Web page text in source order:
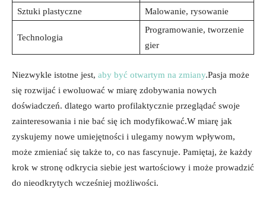
Sztuki plastyczne
Malowanie, rysowanie
Technologia
Programowanie, tworzenie
gier
Niezwykle istotne jest,⁤ aby ​być otwartym na zmiany.Pasja może
się rozwijać i ‌ewoluować w miarę zdobywania nowych
doświadczeń. dlatego warto profilaktycznie przeglądać ‌swoje ​
zainteresowania i nie bać się ich modyfikować.W miarę jak
zyskujemy‍ nowe umiejętności i ulegamy nowym wpływom,
może zmieniać się także to, ‍co nas fascynuje. Pamiętaj, że każdy⁣
krok w stronę odkrycia siebie jest wartościowy i​ może ​prowadzić
do nieodkrytych wcześniej możliwości.